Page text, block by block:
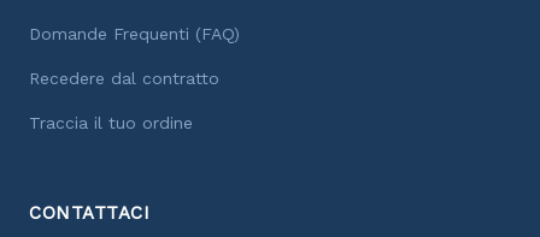
Domande Frequenti (FAQ)
Recedere dal contratto
Traccia il tuo ordine
CONTATTACI